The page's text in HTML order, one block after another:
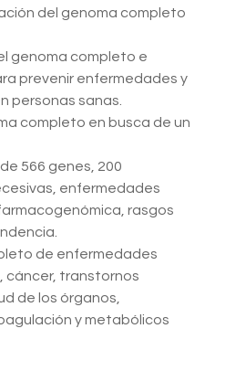
del genoma completo
genoma completo e
prevenir enfermedades y
personas sanas.
completo en busca de un
566 genes, 200
enfermedades
rasgos
de enfermedades
cáncer, transtornos
de los órganos,
y metabólicos